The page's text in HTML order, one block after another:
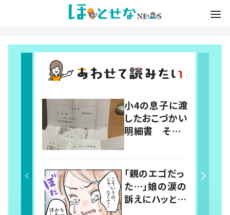
小4の息子に渡
したおこづかい
明細書 その
とかでして欲し
い」「社会勉強
になりますね」
の声
「親のエゴだっ
た…」娘の涙の
訴えにハッとし